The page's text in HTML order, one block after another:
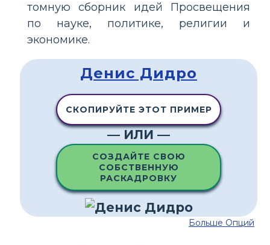
томную сборник идей Просвещения
по науке, политике, религии и
экономике.
Денис Дидро
СКОПИРУЙТЕ ЭТОТ ПРИМЕР
— ИЛИ —
СОЗДАЙТЕ СВОЮ
СОБСТВЕННУЮ
РАСКАДРОВКУ
Больше Опций